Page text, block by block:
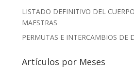
LISTADO DEFINITIVO DEL
MAESTRAS
PERMUTAS E INTERCAMBIOS DE
Artículos por Meses